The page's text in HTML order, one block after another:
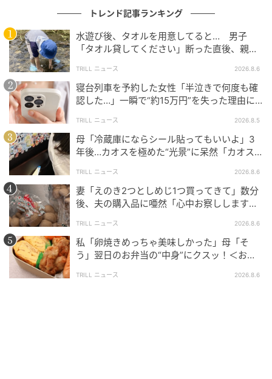
その後、他の乗客が搭乗してくる前に、水アートは消
えてしまいました。その後CAさんから、「見られまし
たか？」とのお声がけがあり、息子宛なのを確信しま
した。
水アートが見られただけでも貴重なのに、息子宛のメ
ッセージだなんて、とてもとても驚き、感動しました。
描かれてから消えるまで3分ほどの、奇跡のようなひと
ときでした。
ｰｰｰ息子さんはどのような反応をされていましたか？ま
た、その後CAさんとはどのような会話をされました
か？
座席の真横で始まった水アートを、「なんか始まった
ー！」とワクワクしながら窓から見ていました。文字
が読めるので、メッセージを見たときに「めざせパイ
ロット！って描いてある！！」と興奮し、「うれし
トレンド記事ランキング
水遊び後、タオルを用意してると… 男子
「タオル貸してください」断った直後、親が
TRILL ニュース 2026.8.6
寝台列車を予約した女性「半泣きで何度も確
認した…」一瞬で“約15万円”を失った理由に
TRILL ニュース 2026.8.5
母「冷蔵庫にならシール貼ってもいいよ」3
年後…カオスを極めた“光景”に呆然「カオス
TRILL ニュース 2026.8.6
妻「えのき2つとしめじ1つ買ってきて」数分
後、夫の購入品に唖然「心中お察しします」
TRILL ニュース 2026.8.6
私「卵焼きめっちゃ美味しかった」母「そ
う」翌日のお弁当の“中身”にクスッ！＜お弁
TRILL ニュース 2026.8.6